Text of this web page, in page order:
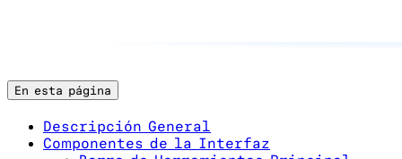
En esta página
Descripción General
Componentes de la Interfaz